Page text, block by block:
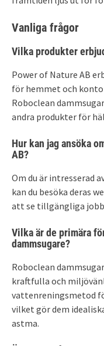
Vanliga frågor
Vilka produkter
Power of Nature AB
för hemmet och
Roboclean
andra produkter för
Hur kan jag ansöka
AB?
Om du är intresserad
kan du besöka deras
att se tillgängliga jobb
Vilka är de primära
dammsugare?
Roboclean
kraftfulla och
vattenreningsmetod
vilket gör dem
astma.